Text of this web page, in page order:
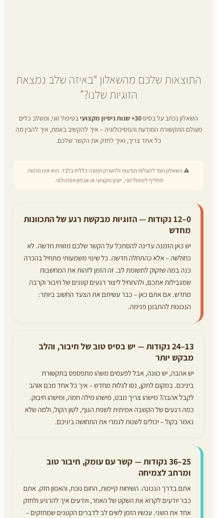
התוצאות שלכם מהשאלון “באיזה שלב נמצאת
הזוגיות שלנו?”
השאלון נכתב על בסיס30+ שנות ניסיון מקצועי
בטיפול זוגי, ומשלב כלים
מעולם התקשורת המודעת והפסיכולוגיה – איך להקשיב באמת, איך להבין מה
כל אחד צריך, ואיך לחזק את הקשר שלכם.
⚠️ השאלון נועד להעלות מודעות ולהעניק תמונה כללית בלבד. הוא אינו מהווה
תחליף לטיפול זוגי, ייעוץ מקצועי או אבחון פסיכולוגי.
0–12 נקודות — הזוגיות מבקשת רגע של התכוונות
מחדש
יש כאן הזמנה עדינה להסתכל על הקשר שלכם מזווית חדשה. לא
כחולשה – אלא כהתחלה חדשה. כל שינוי משמעותי מתחיל בהכרה
כנה במה שזקוק לתשומת לב. זה הזמן לזהות את המחשבות
שמגבילות אתכם, ולהתחיל ליצור רגעים קטנים של חיבור וקרבה
מחדש. אם אתם כאן – כבר עשיתם את הצעד החשוב ביותר:
הנכונות להתבונן פנימה.
13–24 נקודות — יש בסיס טוב של חיבור, והלב
מבקש יותר
יש אהבה, יש כוונה, אבל לפעמים משהו מתפספס בתקשורת
ביניכם. במקום לתקן, נסו לגלות מחדש – איך כל אחד מכם אוהב
לקבל אהבה? מישהו צריך מבט, מישהו מילה חמה, ומישהו חיבוק.
כמה רגעים של הקשבה אמיתית לשפת הגוף, לטון הקול, ולמה שלא
נאמר בקול – יכולים לשנות לגמרי את התחושה ביניכם.
25–36 נקודות — קשר עם עומק, חיבור טוב
ומרחב לצמיחה
אתם בדרך הנכונה. השיחות קיימות, החום נוכח, והאמון חזק. אתם
כבר יודעים לקרוא את השקט של האחר, ויודעים איך להרגיע ולחזק
אחד את השני. עכשיו הזמן לשים לב לדברים הקטנים שמחזקים –